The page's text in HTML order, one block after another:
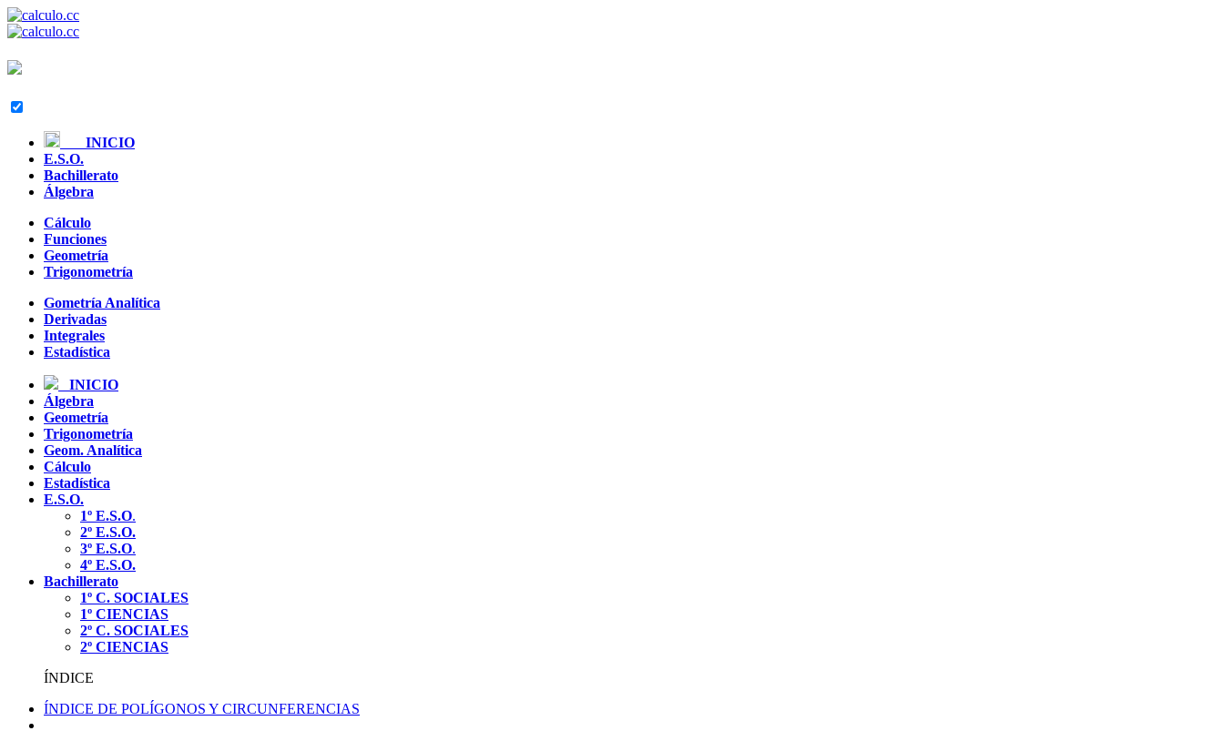
INICIO
E.S.O.
Bachillerato
Álgebra
Cálculo
Funciones
Geometría
Trigonometría
Gometría Analítica
Derivadas
Integrales
Estadística
INICIO
Álgebra
Geometría
Trigonometría
Geom. Analítica
Cálculo
Estadística
E.S.O.
1º E.S.O.
2º E.S.O.
3º E.S.O.
4º E.S.O.
Bachillerato
1º C. SOCIALES
1º CIENCIAS
2º C. SOCIALES
2º CIENCIAS
ÍNDICE
ÍNDICE DE POLÍGONOS Y CIRCUNFERENCIAS